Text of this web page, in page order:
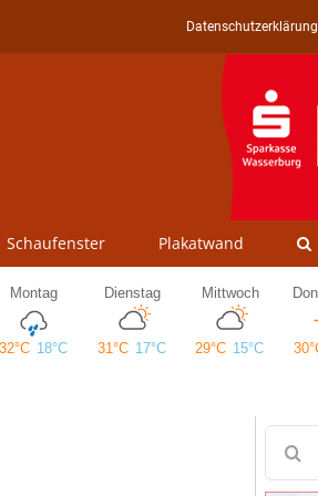
Datenschutzerklärung
Schaufenster Plakatwand
nach: